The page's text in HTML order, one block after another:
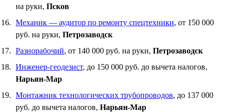
на руки, Псков
Механик — аудитор по ремонту спецтехники, от 150 000
руб. на руки, Петрозаводск
Разнорабочий, от 140 000 руб. на руки, Петрозаводск
Инженер-геодезист, до 150 000 руб. до вычета налогов,
Нарьян-Мар
Монтажник технологических трубопроводов, до 137 000
руб. до вычета налогов, Нарьян-Мар